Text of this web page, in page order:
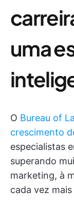
uma
O Bureau of
crescimento
especialistas
superando
marketing, à
cada vez